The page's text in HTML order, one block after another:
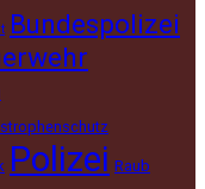
Bundespolizei
Polizei Raub